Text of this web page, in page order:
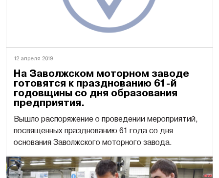
12 апреля 2019
На Заволжском моторном заводе
готовятся к празднованию 61-й
годовщины со дня образования
предприятия.
Вышло распоряжение о проведении мероприятий,
посвященных празднованию 61 года со дня
основания Заволжского моторного завода.